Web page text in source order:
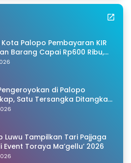
Kota Palopo Pembayaran KIR
Barang Capai Rp600 Ribu,
Pertanyakan Dugaan Pungli
di Palopo
Satu Tersangka Ditangkap
Luwu Tampilkan Tari Pajjaga
Event Toraya Ma’gellu’ 2026